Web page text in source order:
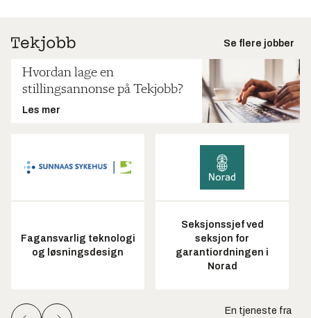
Se flere jobber
Hvordan lage en
stillingsannonse på Tekjobb?
Les mer
Fagansvarlig teknologi
og løsningsdesign
Seksjonssjef ved
seksjon for
garantiordningen i
Norad
En tjeneste fra